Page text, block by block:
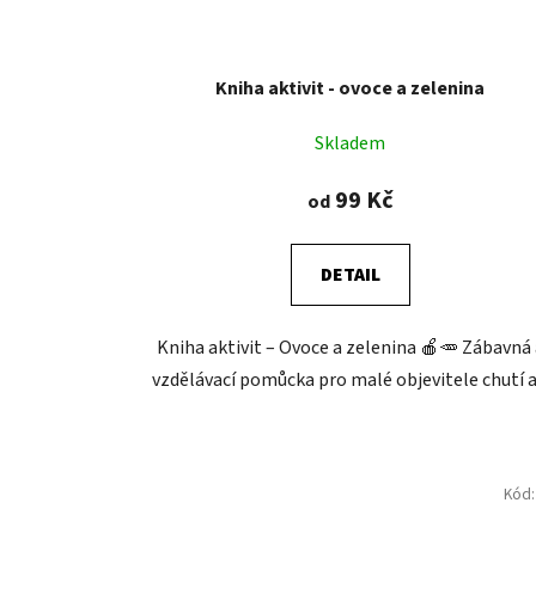
Kniha aktivit - ovoce a zelenina
Skladem
od99 Kč
DETAIL
Kniha aktivit – Ovoce a zelenina 🍎🥕 Zábavná
vzdělávací pomůcka pro malé objevitele chutí
Kód: